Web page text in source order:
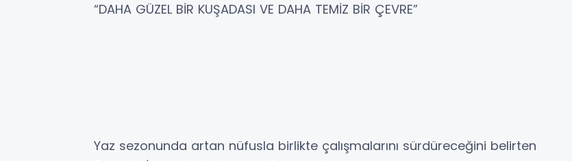
“DAHA GÜZEL BİR KUŞADASI VE DAHA TEMİZ BİR ÇEVRE”
Yaz sezonunda artan nüfusla birlikte çalışmalarını sürdüreceğini belirten